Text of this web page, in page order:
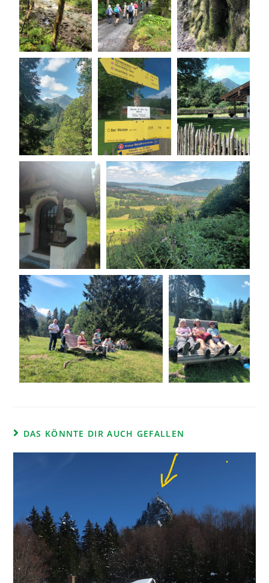
DAS KÖNNTE DIR AUCH GEFALLEN